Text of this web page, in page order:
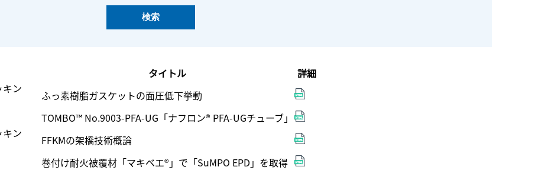
タイトル
詳細
ン
ふっ素樹脂ガスケットの面圧低下挙動
TOMBO™ No.9003-PFA-UG「ナフロン® PFA-UGチューブ」
ン
FFKMの架橋技術概論
巻付け耐火被覆材「マキベエ® 」で「SuMPO EPD」を取得